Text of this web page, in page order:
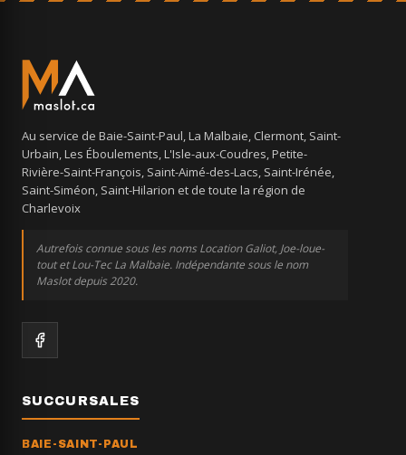
Au service de Baie-Saint-Paul, La Malbaie, Clermont, Saint-
Urbain, Les Éboulements, L'Isle-aux-Coudres, Petite-
Rivière-Saint-François, Saint-Aimé-des-Lacs, Saint-Irénée,
Saint-Siméon, Saint-Hilarion et de toute la région de
Charlevoix
Autrefois connue sous les noms Location Galiot, Joe-loue-
tout et Lou-Tec La Malbaie. Indépendante sous le nom
Maslot depuis 2020.
SUCCURSALES
BAIE-SAINT-PAUL